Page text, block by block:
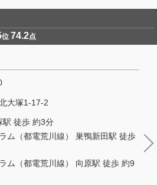
位 74.2点
大塚1-17-2
駅 徒歩 約3分
ム（都電荒川線） 巣鴨新田駅 徒歩
ム（都電荒川線） 向原駅 徒歩 約9